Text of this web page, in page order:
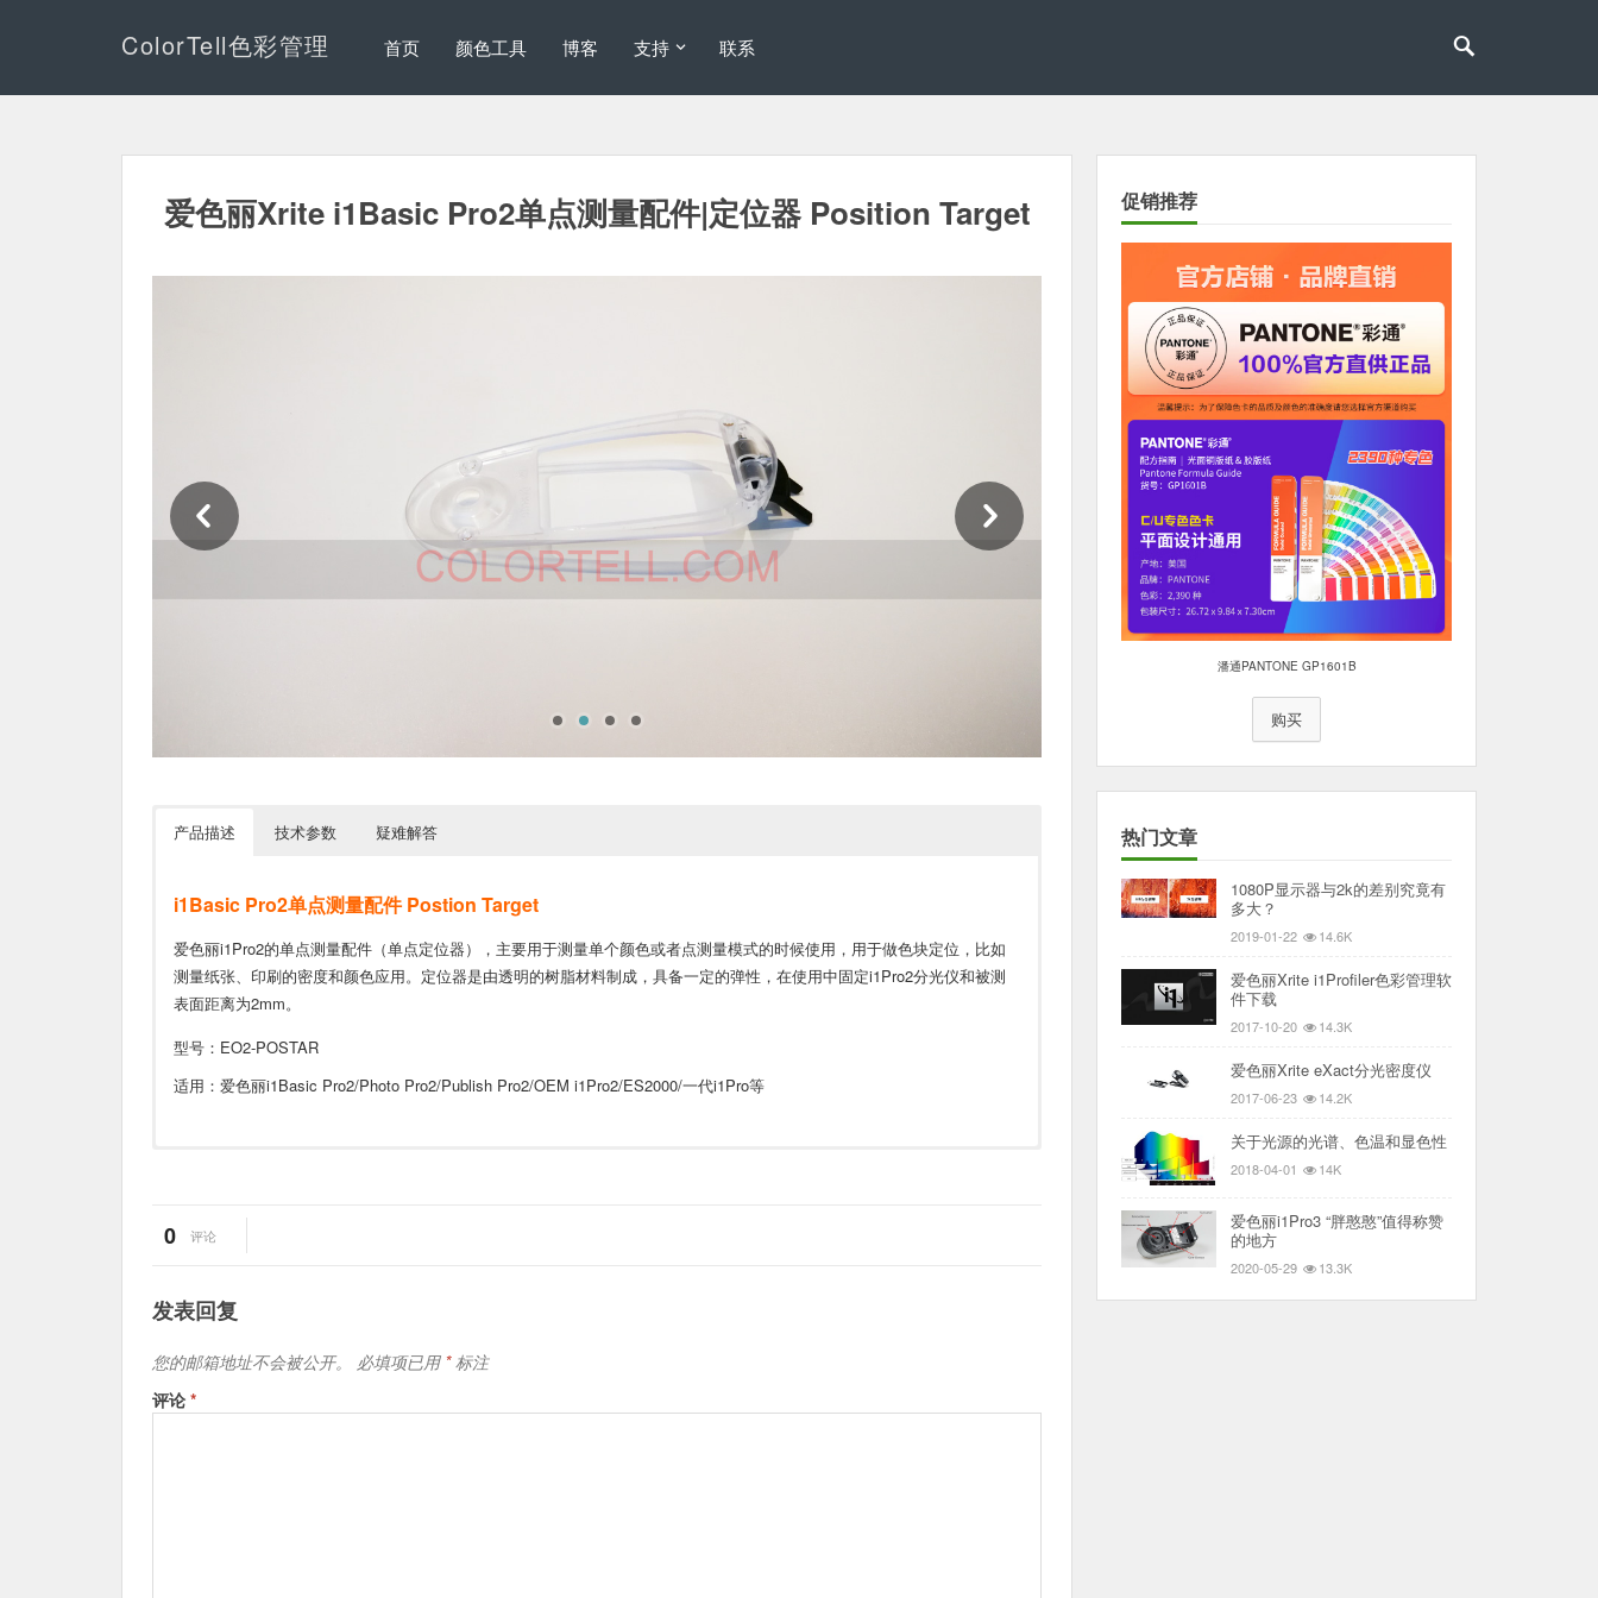
ColorTell色彩管理 首页 颜色工具 博客 支持 联系
爱色丽Xrite i1Basic Pro2单点测量配件|定位器 Position Target
Previous Slide Next Slide
产品描述 技术参数 疑难解答
i1Basic Pro2单点测量配件 Postion Target
爱色丽i1Pro2的单点测量配件（单点定位器），主要用于测量单个颜色或者点测量模式的时候使用，用于做色块定位，比如
测量纸张、印刷的密度和颜色应用。定位器是由透明的树脂材料制成，具备一定的弹性，在使用中固定i1Pro2分光仪和被测
表面距离为2mm。
型号：EO2-POSTAR
适用：爱色丽i1Basic Pro2/Photo Pro2/Publish Pro2/OEM i1Pro2/ES2000/一代i1Pro等
0 评论
发表回复
您的邮箱地址不会被公开。 必填项已用 *标注
评论 *
促销推荐
潘通PANTONE GP1601B
购买
热门文章
1080P显示器与2k的差别究竟有
多大？
2019-01-22 14.6K
爱色丽Xrite i1Profiler色彩管理软
件下载
2017-10-20 14.3K
爱色丽Xrite eXact分光密度仪
2017-06-23 14.2K
关于光源的光谱、色温和显色性
2018-04-01 14K
爱色丽i1Pro3 “胖憨憨”值得称赞
的地方
2020-05-29 13.3K